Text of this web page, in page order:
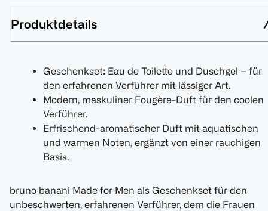
Produktdetails
Geschenkset: Eau de Toilette und Duschgel – für
den erfahrenen Verführer mit lässiger Art.
Modern, maskuliner Fougère-Duft für den coolen
Verführer.
Erfrischend-aromatischer Duft mit aquatischen
und warmen Noten, ergänzt von einer rauchigen
Basis.
bruno banani Made for Men als Geschenkset für den
unbeschwerten, erfahrenen Verführer, dem die Frauen